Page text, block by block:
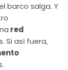
barco salga. Y
red
Si así fuera,